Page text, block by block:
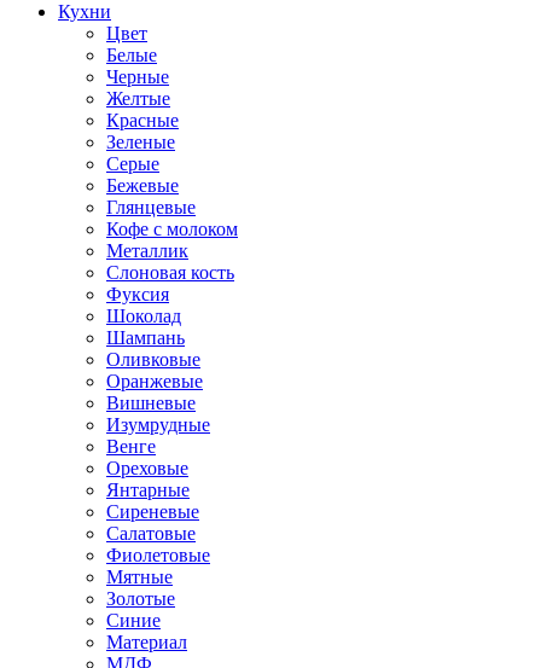
Кухни
Цвет
Белые
Черные
Желтые
Красные
Зеленые
Серые
Бежевые
Глянцевые
Кофе с молоком
Металлик
Слоновая кость
Фуксия
Шоколад
Шампань
Оливковые
Оранжевые
Вишневые
Изумрудные
Венге
Ореховые
Янтарные
Сиреневые
Салатовые
Фиолетовые
Мятные
Золотые
Синие
Материал
МДФ